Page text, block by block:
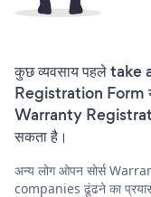
कुछ व्यवसाय पहले
Registration Form
Warranty
सकता है।
अन्य लोग ओपन सोर्स
companies ढूंढने का